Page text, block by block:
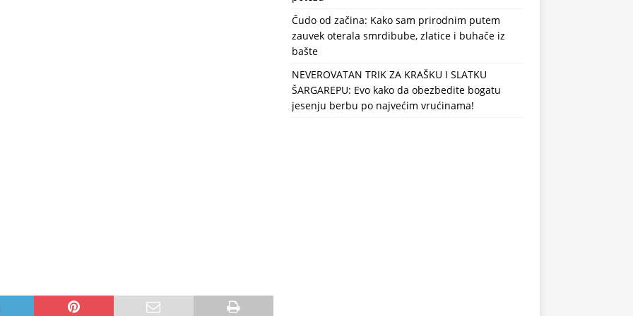
Čudo od začina: Kako sam prirodnim putem
zauvek oterala smrdibube, zlatice i buhače iz
bašte
NEVEROVATAN TRIK ZA KRAŠKU I SLATKU
ŠARGAREPU: Evo kako da obezbedite bogatu
jesenju berbu po najvećim vrućinama!